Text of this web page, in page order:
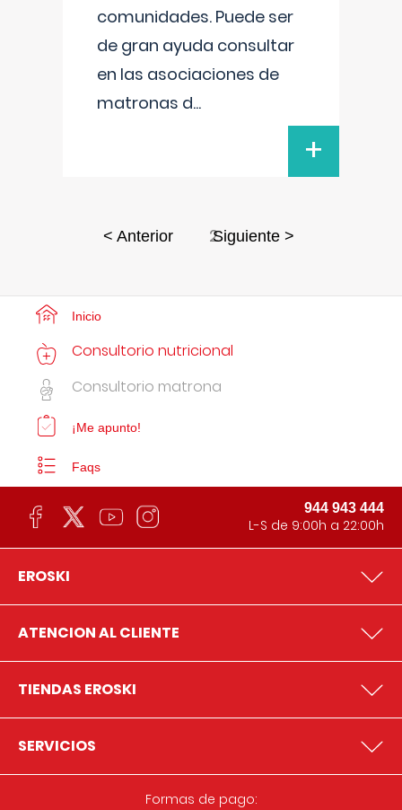
comunidades. Puede ser
de gran ayuda consultar
en las asociaciones de
matronas d...
+
< Anterior 2Siguiente >
Inicio
Consultorio nutricional
Consultorio matrona
¡Me apunto!
Faqs
944 943 444
L-S de 9:00h a 22:00h
EROSKI
ATENCION AL CLIENTE
TIENDAS EROSKI
SERVICIOS
Formas de pago: